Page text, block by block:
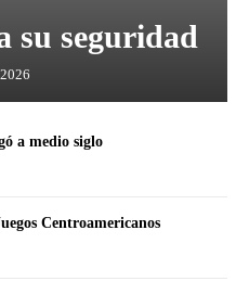
su seguridad
a medio siglo
Centroamericanos